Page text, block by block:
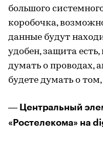
большого
коробочка,
данные будут
удобен, защита
думать о проводах,
будете думать о
—
Центральный
«Ростелекома» на